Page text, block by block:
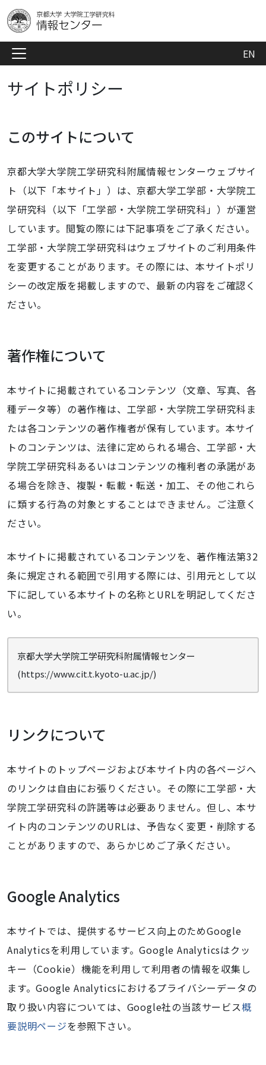
EN
サイトポリシー
このサイトについて
京都大学大学院工学研究科附属情報センターウェブサイ
ト（以下「本サイト」）は、京都大学工学部・大学院工
学研究科（以下「工学部・大学院工学研究科」）が運営
しています。閲覧の際には下記事項をご了承ください。
工学部・大学院工学研究科はウェブサイトのご利用条件
を変更することがあります。その際には、本サイトポリ
シーの改定版を掲載しますので、最新の内容をご確認く
ださい。
著作権について
本サイトに掲載されているコンテンツ（文章、写真、各
種データ等）の著作権は、工学部・大学院工学研究科ま
たは各コンテンツの著作権者が保有しています。本サイ
トのコンテンツは、法律に定められる場合、工学部・大
学院工学研究科あるいはコンテンツの権利者の承諾があ
る場合を除き、複製・転載・転送・加工、その他これら
に類する行為の対象とすることはできません。ご注意く
ださい。
本サイトに掲載されているコンテンツを、著作権法第32
条に規定される範囲で引用する際には、引用元として以
下に記している本サイトの名称とURLを明記してくださ
い。
京都大学大学院工学研究科附属情報センター
(https://www.cit.t.kyoto-u.ac.jp/)
リンクについて
本サイトのトップページおよび本サイト内の各ページへ
のリンクは自由にお張りください。その際に工学部・大
学院工学研究科の許諾等は必要ありません。但し、本サ
イト内のコンテンツのURLは、予告なく変更・削除する
ことがありますので、あらかじめご了承ください。
Google Analytics
本サイトでは、提供するサービス向上のためGoogle
Analyticsを利用しています。Google Analyticsはクッ
キー（Cookie）機能を利用して利用者の情報を収集し
ます。Google Analyticsにおけるプライバシーデータの
取り扱い内容については、Google社の当該サービス概
要説明ページを参照下さい。